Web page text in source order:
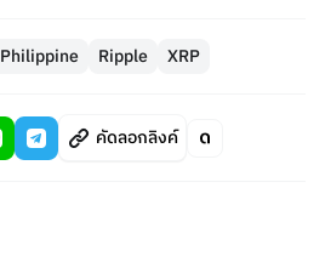
Philippine Ripple XRP
คัดลอกลิงค์